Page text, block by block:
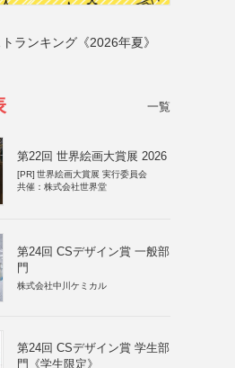
ランキング《2026年夏》
一覧
第22回 世界絵画大賞展 2026
[PR] 世界絵画大賞展 実行委員会
共催：株式会社世界堂
第24回 CSデザイン賞 一般部
門
株式会社中川ケミカル
第24回 CSデザイン賞 学生部
門《学生限定》